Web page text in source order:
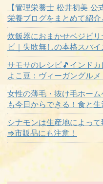
【管理栄養士 松井初美 公
栄養ブログをまとめて紹介
炊飯器におまかせベジビ
ピ｜失敗無しの本格スパイ
サモサのレシピ🎵インド
よこ豆：ヴィーガングルメ
女性の薄毛・抜け毛ホー
も今日からできる！食と生
シナモンは生産地によっ
⇒市販品にも注意！